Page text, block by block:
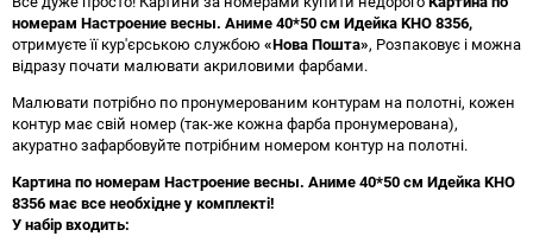
номерам Настроение весны. Аниме 40*50 см Идейка KHO 8356,
отримуєте її кур'єрською службою «Нова Пошта», Розпаковує і можна
відразу почати малювати акриловими фарбами.
Малювати потрібно по пронумерованим контурам на полотні, кожен
контур має свій номер (так-же кожна фарба пронумерована),
акуратно зафарбовуйте потрібним номером контур на полотні.
Картина по номерам Настроение весны. Аниме 40*50 см Идейка KHO
8356 має все необхідне у комплекті!
У набір входить: